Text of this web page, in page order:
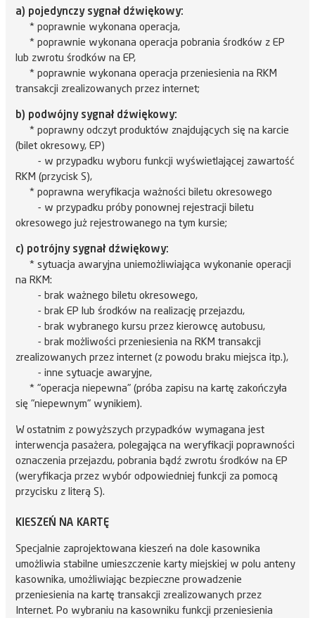
a) pojedynczy sygnał dźwiękowy:
* poprawnie wykonana operacja,
* poprawnie wykonana operacja pobrania środków z EP
lub zwrotu środków na EP,
* poprawnie wykonana operacja przeniesienia na RKM
transakcji zrealizowanych przez internet;
b) podwójny sygnał dźwiękowy:
* poprawny odczyt produktów znajdujących się na karcie
(bilet okresowy, EP)
- w przypadku wyboru funkcji wyświetlającej zawartość
RKM (przycisk S),
* poprawna weryfikacja ważności biletu okresowego
- w przypadku próby ponownej rejestracji biletu
okresowego już rejestrowanego na tym kursie;
c) potrójny sygnał dźwiękowy:
* sytuacja awaryjna uniemożliwiająca wykonanie operacji
na RKM:
- brak ważnego biletu okresowego,
- brak EP lub środków na realizację przejazdu,
- brak wybranego kursu przez kierowcę autobusu,
- brak możliwości przeniesienia na RKM transakcji
zrealizowanych przez internet (z powodu braku miejsca itp.),
- inne sytuacje awaryjne,
* "operacja niepewna" (próba zapisu na kartę zakończyła
się "niepewnym" wynikiem).
W ostatnim z powyższych przypadków wymagana jest
interwencja pasażera, polegająca na weryfikacji poprawności
oznaczenia przejazdu, pobrania bądź zwrotu środków na EP
(weryfikacja przez wybór odpowiedniej funkcji za pomocą
przycisku z literą S).
KIESZEŃ NA KARTĘ
Specjalnie zaprojektowana kieszeń na dole kasownika
umożliwia stabilne umieszczenie karty miejskiej w polu anteny
kasownika, umożliwiając bezpieczne prowadzenie
przeniesienia na kartę transakcji zrealizowanych przez
Internet. Po wybraniu na kasowniku funkcji przeniesienia